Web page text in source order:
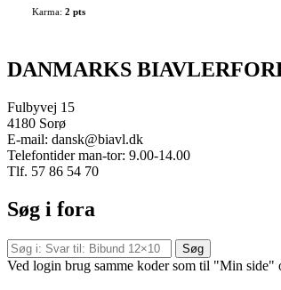
Karma: 2 pts
DANMARKS
Fulbyvej 15
4180 Sorø
E-mail: dansk@biavl.dk
Telefontider man-tor: 9.00-14.00
Tlf. 57 86 54 70
Søg i fora
Ved login brug samme koder som til "Min side"